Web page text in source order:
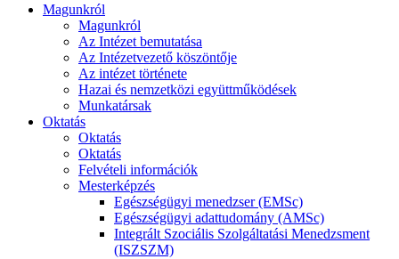
Magunkról
Magunkról
Az Intézet bemutatása
Az Intézetvezető köszöntője
Az intézet története
Hazai és nemzetközi együttműködések
Munkatársak
Oktatás
Oktatás
Oktatás
Felvételi információk
Mesterképzés
Egészségügyi menedzser (EMSc)
Egészségügyi adattudomány (AMSc)
Integrált Szociális Szolgáltatási Menedzsment
(ISZSZM)